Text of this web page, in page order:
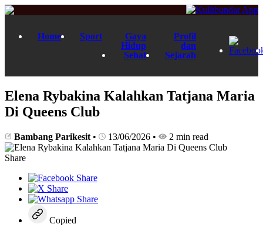
Home Sport
Gaya
Hidup
Sehat
Profil
dan
Sejarah
Elena Rybakina Kalahkan Tatjana Maria
Di Queens Club
Bambang Parikesit • 13/06/2026 • 2 min read
Share
Copied